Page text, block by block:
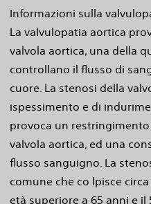
Informazioni sulla
La valvulopatia aortica
valvola aortica, una della
controllano il flusso di
cuore. La stenosi della
ispessimento e di
provoca un
valvola aortica, ed una
flusso sanguigno. La
comune che co lpisce
età superiore a 65 anni e